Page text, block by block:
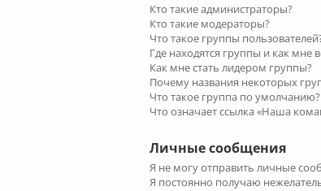
Кто такие администраторы?
Кто такие модераторы?
Что такое группы
Где находятся группы и как мне
Как мне стать лидером группы?
Почему названия некоторых
Что такое группа по умолчанию?
Что означает ссылка «Наша
Личные сообщения
Я не могу отправить личные
Я постоянно получаю